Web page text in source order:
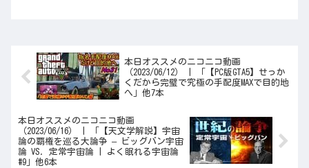
本日オススメのニコニコ動画
（2023/06/12） | 「【PC版GTA5】せっか
くだから完璧で究極の手配度MAXで目的地
へ」他7本
本日オススメのニコニコ動画
（2023/06/16） | 「【天文学解説】宇宙
論の覇権を巡る大論争 – ビッグバン宇宙
論 VS. 定常宇宙論 | よく眠れる宇宙論
#9」他6本